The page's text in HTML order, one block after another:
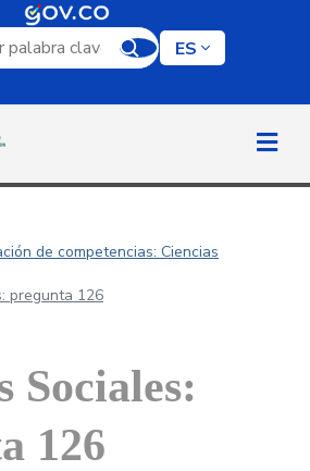
por palabra clave
ES
de competencias: Ciencias
pregunta 126
Sociales:
126